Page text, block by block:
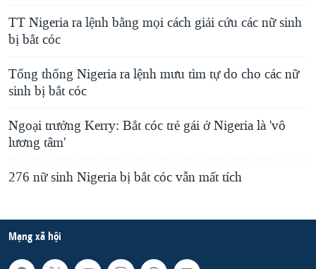
TT Nigeria ra lệnh bằng mọi cách giải cứu các nữ sinh
bị bắt cóc
Tổng thống Nigeria ra lệnh mưu tìm tự do cho các nữ
sinh bị bắt cóc
Ngoại trưởng Kerry: Bắt cóc trẻ gái ở Nigeria là 'vô
lương tâm'
276 nữ sinh Nigeria bị bắt cóc vẫn mất tích
Mạng xã hội